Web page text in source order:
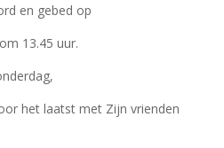
en gebed op
13.45 uur.
het laatst met Zijn vrienden